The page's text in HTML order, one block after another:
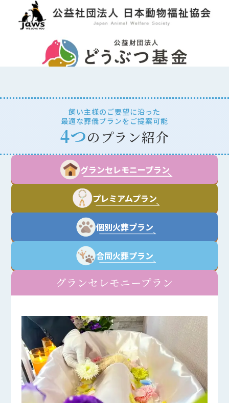
飼い主様のご要望に沿った
最適な葬儀プランをご提案可能
4つのプラン紹介
グランセレモニープラン
プレミアムプラン
個別火葬プラン
合同火葬プラン
グランセレモニープラン